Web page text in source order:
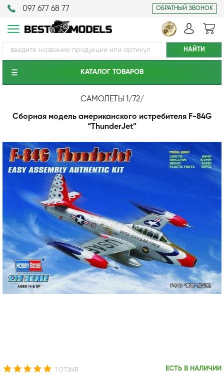
097 677 68 77 ОБРАТНЫЙ ЗВОНОК
КАТАЛОГ ТОВАРОВ
САМОЛЕТЫ 1/72/
Сборная модель американского истребителя F-84G
“ThunderJet”
1 ОТЗЫВ ЕСТЬ В НАЛИЧИИ